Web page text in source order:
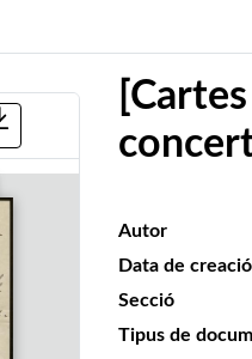
Autor
Data de creació
Secció
Tipus de